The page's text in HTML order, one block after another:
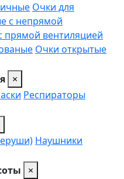
Очки для
с непрямой
прямой вентиляцией
Очки открытые
×
Респираторы
Наушники
×